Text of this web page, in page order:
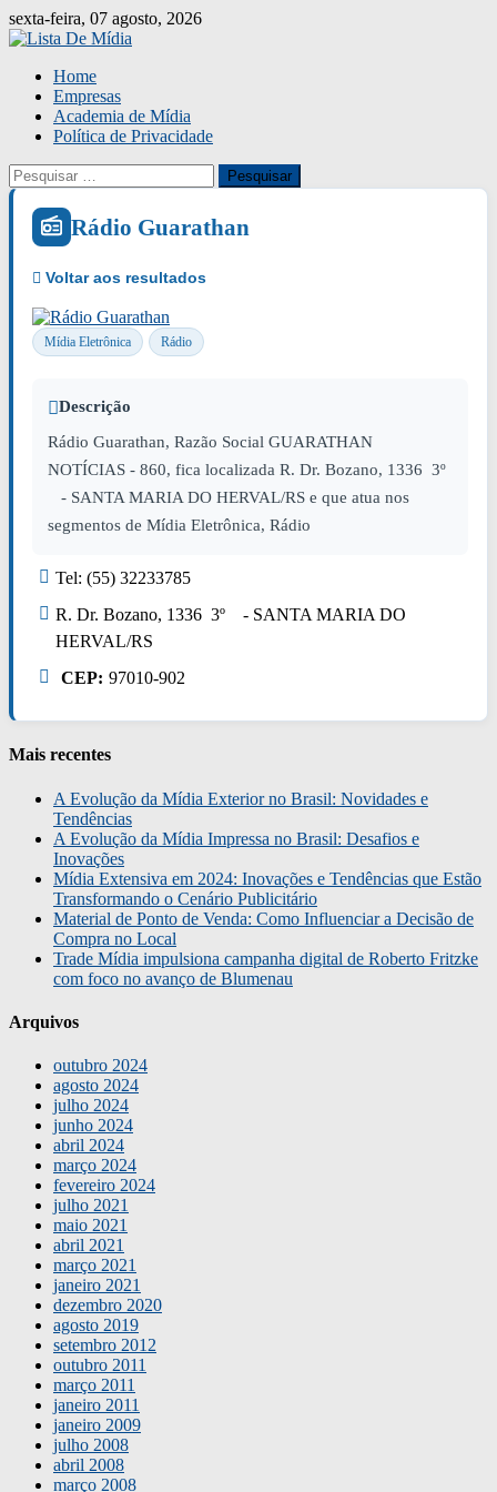
Skip
to
sexta-feira, 07 agosto, 2026
Home
Empresas
Academia de Mídia
Política de Privacidade
Pesquisar
por:
Rádio Guarathan
Mídia Eletrônica Rádio
Descrição
Rádio Guarathan, Razão Social GUARATHAN
NOTÍCIAS - 860, fica localizada R. Dr. Bozano, 1336 3º
- SANTA MARIA DO HERVAL/RS e que atua nos
segmentos de Mídia Eletrônica, Rádio
Tel: (55) 32233785
R. Dr. Bozano, 1336 3º - SANTA MARIA DO
HERVAL/RS
CEP: 97010-902
Mais recentes
A Evolução da Mídia Exterior no Brasil: Novidades e
Tendências
A Evolução da Mídia Impressa no Brasil: Desafios e
Inovações
Mídia Extensiva em 2024: Inovações e Tendências que Estão
Transformando o Cenário Publicitário
Material de Ponto de Venda: Como Influenciar a Decisão de
Compra no Local
Trade Mídia impulsiona campanha digital de Roberto Fritzke
com foco no avanço de Blumenau
Arquivos
outubro 2024
agosto 2024
julho 2024
junho 2024
abril 2024
março 2024
fevereiro 2024
julho 2021
maio 2021
abril 2021
março 2021
janeiro 2021
dezembro 2020
agosto 2019
setembro 2012
outubro 2011
março 2011
janeiro 2011
janeiro 2009
julho 2008
abril 2008
março 2008